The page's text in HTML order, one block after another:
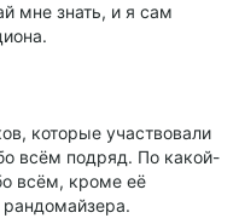
мне знать, и я сам
которые участвовали
всём подряд. По какой-
всём, кроме её